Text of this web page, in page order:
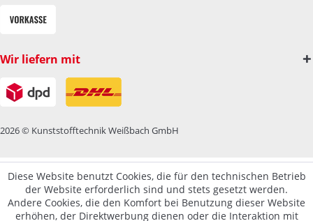
Wir liefern mit
2026 © Kunststofftechnik Weißbach GmbH
Diese Website benutzt Cookies, die für den technischen Betrieb
der Website erforderlich sind und stets gesetzt werden.
Andere Cookies, die den Komfort bei Benutzung dieser Website
erhöhen, der Direktwerbung dienen oder die Interaktion mit